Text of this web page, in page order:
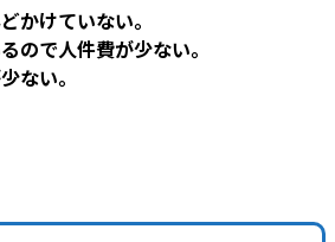
かけていない。
ので人件費が少ない。
ない。